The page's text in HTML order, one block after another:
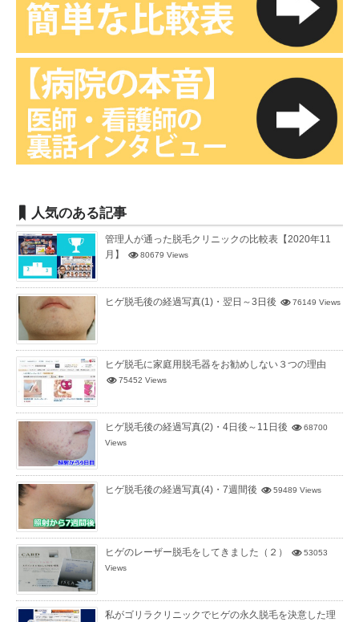
人気のある記事
管理人が通った脱毛クリニックの比較表【2020年11
月】
80679 Views
ヒゲ脱毛後の経過写真(1)・翌日～3日後 76149 Views
ヒゲ脱毛に家庭用脱毛器をお勧めしない３つの理由
75452 Views
ヒゲ脱毛後の経過写真(2)・4日後～11日後
68700
Views
ヒゲ脱毛後の経過写真(4)・7週間後 59489 Views
ヒゲのレーザー脱毛をしてきました（２）
53053
Views
私がゴリラクリニックでヒゲの永久脱毛を決意した理